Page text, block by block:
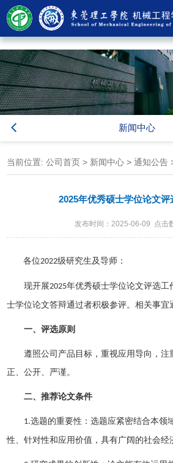
乐天使-fun88乐天使-
新闻中心
当前位置:公司首页 > 新闻中心 >通知公告
2025年优秀硕士学位论文评
发布时间：2025-06-09 点击
各位2022级研究生及导师 ：
现开展2025年优秀硕士学位论文评选工
士学位论文答辩通过者积极参评。相关事宜
一、评选原则
遵照公司产品目标，重视应用导向，注
正、公开、严谨。
二、推荐论文条件
1.选题的重要性：选题应紧密结合本领
性、针对性和应用价值，具有广阔的社会经